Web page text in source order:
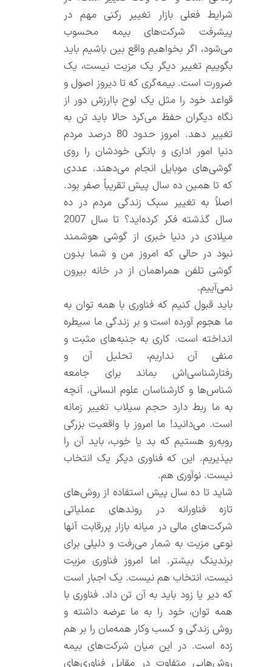
شرایط فعلی بازار تغییر رکنی مهم در
پیشرفت شرکت‌های بیمه محسوب
می‌شود، اگر بخواهیم واقع بین باشیم باید
بگوییم تغییر دیگر یک مزیت نیست، یک
ضرورت است. بیمه‌گری که تا دیروز اصول و
قواعد خود را مثل یک لوح باارزش دور از
نگاه دیگران حفظ می‌کرد حالا باید تن به
تغییر دهد. امروز حدود 80 درصد مردم
دنیا امور اداری و بانکی خودشان را روی
گوشی‌های موبایل انجام می‌دهند. عددی
که تا همین ده سال پیش تقریباً صفر بود.
اصلاً به تغییر سبک زندگی مردم در ده
سال گذشته فکر کرده‌اید؟ تا سال 2007
میلادی در دنیا خبری از گوشی هوشمند
نبود در حالی که امروز من و شما بدون
گوشی تلفن همراهمان از در خانه بیرون
نمی‌آییم.
باید قبول کنیم که فناوری با همه توان به
ما هجوم آورده است و بر زندگی ما سیطره
انداخته است. کاری به جنبه‌های مثبت و
منفی آن نداریم، تحلیل آن و
رفتارشناسی‌اش بماند برای جامعه
شناس‌ها و کارشناسان علوم انسانی. آنچه
به ما ربط دارد حجم سیلاب تغییر زمانه
است. می‌دانید! ما امروز با واقعیت بزرگی
رو‌به‌رو هستیم که بد یا خوب، باید آن را
بپذیریم. این که فناوری دیگر یک انتخاب
نیست. نوآوری هم.
شاید تا ده سال پیش استفاده از روش‌های
تازه فناورانه در روندهای عملیاتی
شرکت‌های مالی در میانه بازار پررقابت آنها
نوعی مزیت به شمار می‌رفت و دلیلی برای
برندینگ بیشتر. اما امروز فناوری مزیت
نیست، انتخاب هم نیست. یک اجبار است
که دیر یا زود باید به آن تن داد. فناوری با
همه توان، خود را به ما عرضه داشته و
روش زندگی و کسب و‌کار همه‌مان را بر هم
زده است. در این میان شرکت‌های بیمه
روش‌هایی متفاوت در مقابل فناوری‌های